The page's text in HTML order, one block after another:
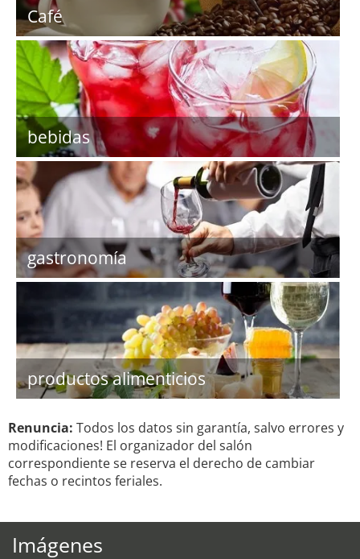
Café
bebidas
gastronomía
productos alimenticios
Renuncia: Todos los datos sin garantía, salvo errores y
modificaciones! El organizador del salón
correspondiente se reserva el derecho de cambiar
fechas o recintos feriales.
Imágenes